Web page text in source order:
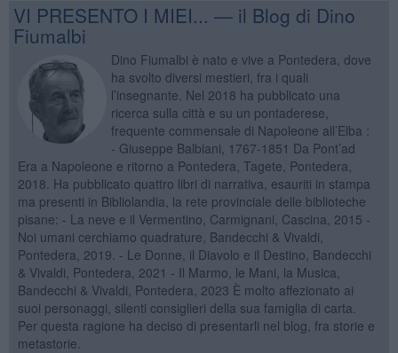
VI PRESENTO I MIEI... — il Blog di Dino
Fiumalbi
Dino Fiumalbi è nato e vive a Pontedera, dove
ha svolto diversi mestieri, fra i quali
l’insegnante. Nel 2018 ha pubblicato una
ricerca sulla città e su un pontaderese,
frequente commensale di Napoleone all’Elba :
- Giuseppe Balbiani, 1767-1851 Da Pont’ad
Era a Napoleone e ritorno a Pontedera, Tagete, Pontedera,
2018. Ha pubblicato quattro libri di narrativa, esauriti in stampa
ma presenti in Bibliolandia, la rete provinciale delle biblioteche
pisane: - La neve e il Vermentino, Carmignani, Cascina, 2015 -
Noi umani cerchiamo quadrature, Bandecchi & Vivaldi,
Pontedera, 2019. - Le Donne, il Diavolo e il Destino, Bandecchi
& Vivaldi, Pontedera, 2021 - Il Marmo, le Mani, la Musica,
Bandecchi & Vivaldi, Pontedera, 2023 È molto affezionato ai
suoi personaggi, silenti consiglieri della sua famiglia di carta.
Per questa ragione ha deciso di presentarli nel blog, fra storie e
metastorie.